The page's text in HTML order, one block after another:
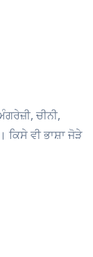
ਚੀਨੀ,
ਕਿਸੇ ਵੀ ਭਾਸ਼ਾ ਜੋੜੇ